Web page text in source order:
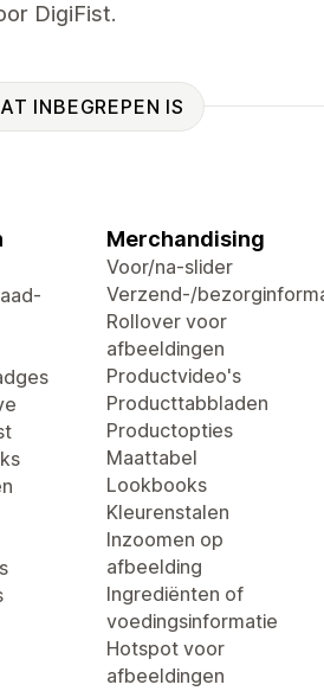
DigiFist.
INBEGREPEN IS
Merchandising
Voor/na-slider
Verzend-/
Rollover voor
afbeeldingen
Productvideo's
Producttabbladen
Productopties
Maattabel
Lookbooks
Kleurenstalen
Inzoomen op
afbeelding
Ingrediënten of
voedingsinformatie
Hotspot voor
afbeeldingen